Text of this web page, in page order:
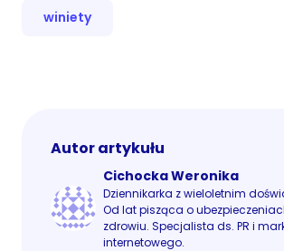
winiety
Autor artykułu
Cichocka Weronika
Dziennikarka z wieloletnim
Od lat pisząca o
zdrowiu. Specjalista ds. PR i
internetowego.